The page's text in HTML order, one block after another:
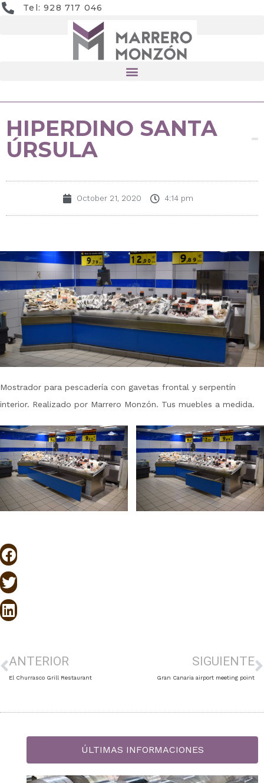
Tel: 928 717 046
HIPERDINO SANTA
ÚRSULA
October 21, 2020 4:14 pm
Mostrador para pescadería con gavetas frontal y serpentín
interior. Realizado por Marrero Monzón. Tus muebles a medida.
ANTERIOR
El Churrasco Grill Restaurant
SIGUIENTE
Gran Canaria airport meeting point
ÚLTIMAS INFORMACIONES